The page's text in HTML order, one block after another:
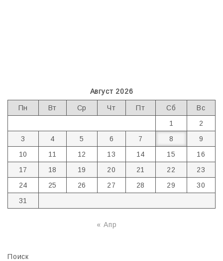
Август 2026
Пн Вт Ср Чт Пт Сб
Вс
1
2
3
4 5 6 7 8
9
10
11 12 13 14 15
16
17
18 19 20 21 22
23
24
25 26 27 28 29
30
31
« Апр
Поиск